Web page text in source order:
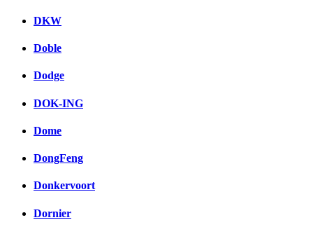
DKW
Doble
Dodge
DOK-ING
Dome
DongFeng
Donkervoort
Dornier